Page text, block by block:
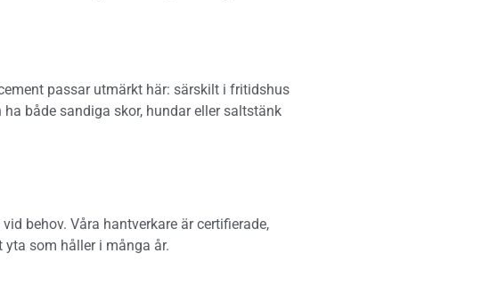
passar utmärkt här: särskilt i fritidshus
både sandiga skor, hundar eller saltstänk
behov. Våra hantverkare är certifierade,
som håller i många år.